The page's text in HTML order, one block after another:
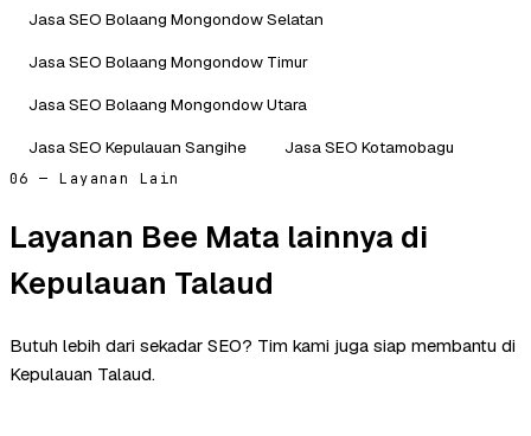
Jasa SEO Bolaang Mongondow Selatan
Jasa SEO Bolaang Mongondow Timur
Jasa SEO Bolaang Mongondow Utara
Jasa SEO Kepulauan Sangihe
Jasa SEO Kotamobagu
06 — Layanan Lain
Layanan Bee Mata lainnya di
Kepulauan Talaud
Butuh lebih dari sekadar SEO? Tim kami juga siap membantu di
Kepulauan Talaud.